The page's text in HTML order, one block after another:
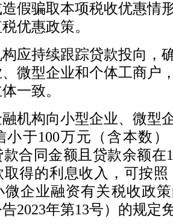
假骗取本项税收优惠情
优惠政策。
持续跟踪贷款投向，
微型企业和个体工商户
一致。
构向小型企业、微型
小于100万元（含本数
款合同金额且贷款余额在
取得的利息收入，可按
微企业融资有关税收政
2023年第13号）的规定